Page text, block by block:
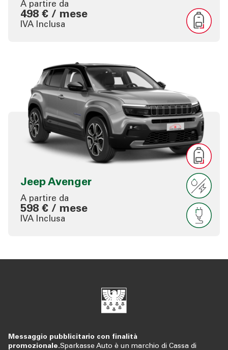
A partire da
498 € / mese
IVA Inclusa
Jeep Avenger
A partire da
598 € / mese
IVA Inclusa
Messaggio pubblicitario con finalità
promozionale.Sparkasse Auto è un marchio di Cassa di